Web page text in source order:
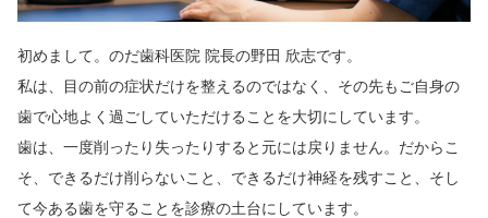
ブログ
初めまして。のだ歯科医院 院長の野田 欣志です。
私は、目の前の症状だけを整えるのではなく、その先もご自身の
歯で心地よく過ごしていただけることを大切にしています。
歯は、一度削ったり失ったりすると元には戻りません。だからこ
そ、できるだけ削らないこと、できるだけ神経を残すこと、そし
て今ある歯を守ることを診療の土台にしています。